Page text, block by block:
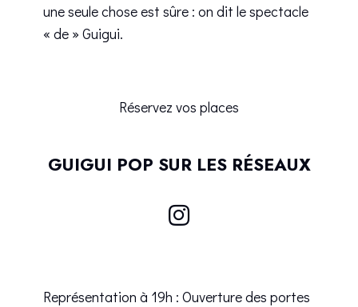
une seule chose est sûre : on dit le spectacle
« de » Guigui.
Réservez vos places
GUIGUI POP SUR LES RÉSEAUX
Représentation à 19h : Ouverture des portes